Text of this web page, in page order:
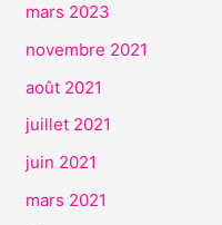
mars 2023
novembre 2021
août 2021
juillet 2021
juin 2021
mars 2021